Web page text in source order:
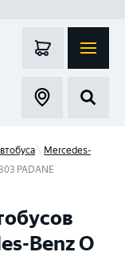
Mercedes-
PADANE
Benz O